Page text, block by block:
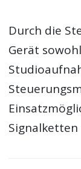
Durch die
Gerät